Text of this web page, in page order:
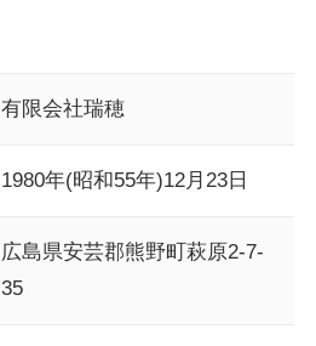
有限会社瑞穂
1980年(昭和55年)12月23日
広島県安芸郡熊野町萩原2-7-
35